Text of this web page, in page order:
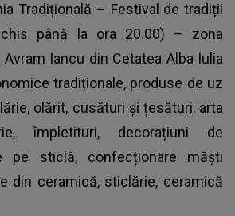
Tradițională – Festival de tradiții
până la ora 20.00) – zona
Iancu din Cetatea Alba Iulia
tradiționale, produse de uz
olărit, cusături și țesături, arta
împletituri, decorațiuni de
pe sticlă, confecționare măști
din ceramică, sticlărie, ceramică